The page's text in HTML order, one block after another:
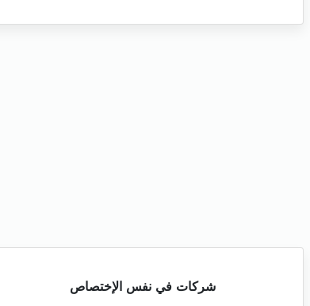
شركات في نفس الإختصاص